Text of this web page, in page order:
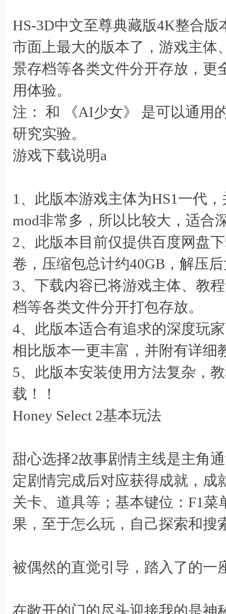
HS-3D中文至尊典藏版4K整合
市面上最大的版本了，游戏主体
景存档等各类文件分开存放，更
用体验。
注： 和 《AI少女》 是可以通用
研究实验。
游戏下载说明a
1、此版本游戏主体为HS1一代
mod非常多，所以比较大，适合
2、此版本目前仅提供百度网盘
卷，压缩包总计约40GB，解压
3、下载内容已将游戏主体、教
档等各类文件分开打包存放。
4、此版本适合有追求的深度玩
相比版本一更丰富，并附有详细
5、此版本安装使用方法复杂，
载！！
Honey Select 2基本玩法
甜心选择2故事剧情主线是主角
定剧情完成后对应获得成就，成
关卡、道具等；基本键位：F1
果，至于怎么玩，自己探索和搜
被偶然的直觉引导，踏入了的一
在敞开的门的尽头迎接我的是神